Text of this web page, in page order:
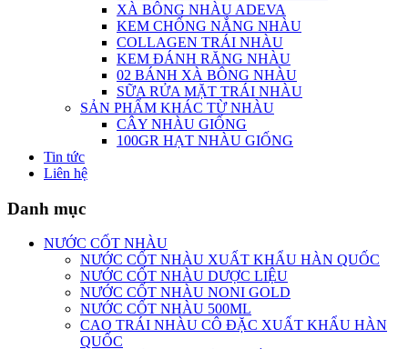
XÀ BÔNG NHÀU ADEVA
KEM CHỐNG NẮNG NHÀU
COLLAGEN TRÁI NHÀU
KEM ĐÁNH RĂNG NHÀU
02 BÁNH XÀ BÔNG NHÀU
SỮA RỬA MẶT TRÁI NHÀU
SẢN PHẨM KHÁC TỪ NHÀU
CÂY NHÀU GIỐNG
100GR HẠT NHÀU GIỐNG
Tin tức
Liên hệ
Danh mục
NƯỚC CỐT NHÀU
NƯỚC CỐT NHÀU XUẤT KHẨU HÀN QUỐC
NƯỚC CỐT NHÀU DƯỢC LIỆU
NƯỚC CỐT NHÀU NONI GOLD
NƯỚC CỐT NHÀU 500ML
CAO TRÁI NHÀU CÔ ĐẶC XUẤT KHẨU HÀN
QUỐC